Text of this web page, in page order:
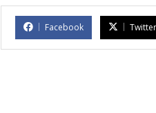
Facebook Twitter